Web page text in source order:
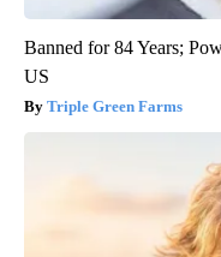
Banned for 84 Years;
US
Triple Green Farms